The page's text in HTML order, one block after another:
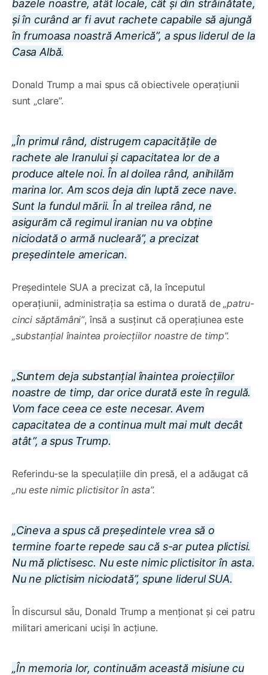
bazele noastre, atât locale, cât și din străinătate,
și în curând ar fi avut rachete capabile să ajungă
în frumoasa noastră Americă”, a spus liderul de la
Casa Albă.
Donald Trump a mai spus că obiectivele operațiunii
sunt „clare”.
„În primul rând, distrugem capacitățile de
rachete ale Iranului și capacitatea lor de a
produce altele noi. În al doilea rând, anihilăm
marina lor. Am scos deja din luptă zece nave.
Sunt la fundul mării. În al treilea rând, ne
asigurăm că regimul iranian nu va obține
niciodată o armă nucleară”, a precizat
președintele american.
Președintele SUA a precizat că, la începutul
operațiunii, administrația sa estima o durată de„patru-
cinci săptămâni”, însă a susținut că operațiunea este
„substanțial înaintea proiecțiilor noastre de timp”.
„Suntem deja substanțial înaintea proiecțiilor
noastre de timp, dar orice durată este în regulă.
Vom face ceea ce este necesar. Avem
capacitatea de a continua mult mai mult decât
atât”, a spus Trump.
Referindu-se la speculațiile din presă, el a adăugat că
„nu este nimic plictisitor în asta”.
„Cineva a spus că președintele vrea să o
termine foarte repede sau că s-ar putea plictisi.
Nu mă plictisesc. Nu este nimic plictisitor în asta.
Nu ne plictisim niciodată”, spune liderul SUA.
În discursul său, Donald Trump a menționat și cei patru
militari americani uciși în acțiune.
„În memoria lor, continuăm această misiune cu